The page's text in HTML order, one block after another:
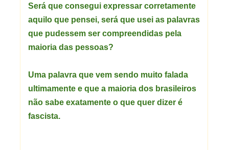
Será que consegui expressar corretamente
aquilo que pensei, será que usei as palavras
que pudessem ser compreendidas pela
maioria das pessoas?
Uma palavra que vem sendo muito falada
ultimamente e que a maioria dos brasileiros
não sabe exatamente o que quer dizer é
fascista.